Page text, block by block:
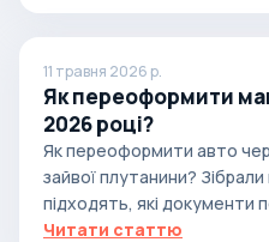
11 травня 2026 р.
Як переоформити
2026 році?
Як переоформити авто
зайвої плутанини?
підходять, які документи
Читати статтю